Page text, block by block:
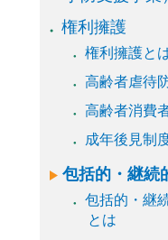
権利擁護
権利擁護と
高齢者虐待
高齢者消費
成年後見制
包括的・継続
包括的・継
とは